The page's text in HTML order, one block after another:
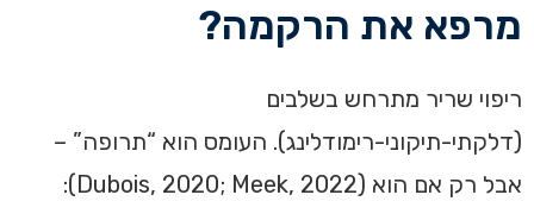
מרפא את הרקמה?
ריפוי שריר מתרחש בשלבים
(דלקתי-תיקוני-רימודלינג). העומס הוא “תרופה” –
אבל רק אם הוא (Dubois, 2020; Meek, 2022):